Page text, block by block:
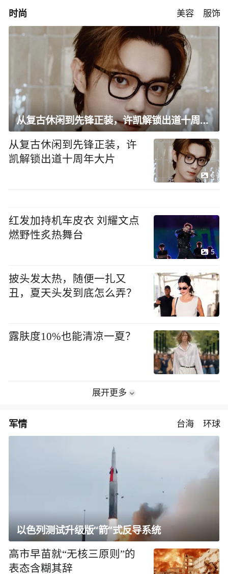
时尚 美容 服饰
从复古休闲到先锋正装，许凯解锁出道十周年大片
从复古休闲到先锋正装，许
凯解锁出道十周年大片
6
红发加持机车皮衣 刘耀文点
燃野性炙热舞台
5
披头发太热，随便一扎又
丑，夏天头发到底怎么弄？
露肤度10%也能清凉一夏？
展开更多
军情 台海 环球
以色列测试升级版“箭”式反导系统
高市早苗就“无核三原则”的
表态含糊其辞